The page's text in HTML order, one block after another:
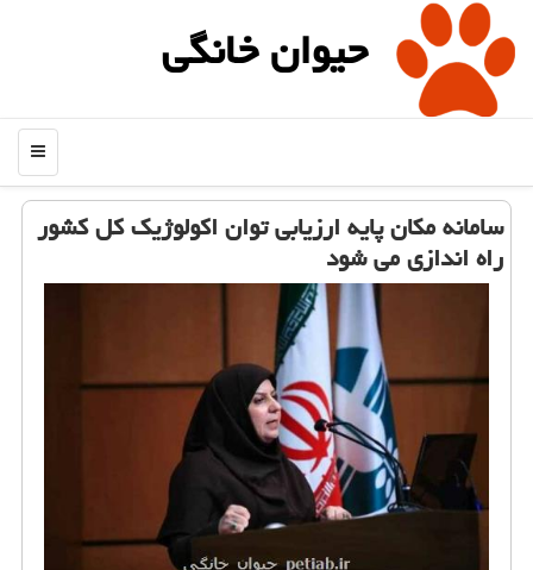
حیوان خانگی
منو
سامانه مكان پایه ارزیابی توان اكولوژیك كل كشور
راه اندازی می شود